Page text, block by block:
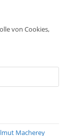
von Cookies,
Macherey